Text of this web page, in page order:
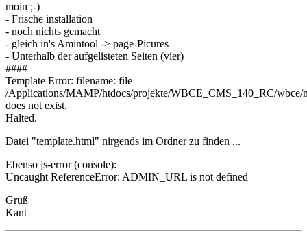
moin ;-)
- Frische installation
- noch nichts gemacht
- gleich in's Amintool -> page-Picures
- Unterhalb der aufgelisteten Seiten (vier)
####
Template Error: filename: file
/Applications/MAMP/htdocs/projekte/WBCE_CMS_140_RC/wbce/
does not exist.
Halted.
Datei "template.html" nirgends im Ordner zu finden ...
Ebenso js-error (console):
Uncaught ReferenceError: ADMIN_URL is not defined
Gruß
Kant